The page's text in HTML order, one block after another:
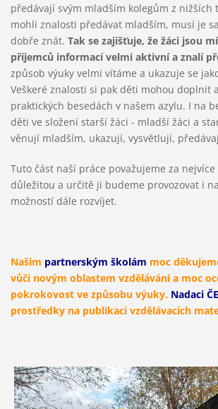
předávají svým mladším kolegům z nižších
mohli znalosti předávat mladším, musí je
dobře znát. Tak se zajišťuje, že žáci jsou
příjemců informací velmi aktivní a znalí
způsob výuky velmi vítáme a ukazuje se
Veškeré znalosti si pak děti mohou doplnit
praktických besedách v našem azylu. I na
děti ve složení starší žáci - mladší žáci a
věnují mladším, ukazují, vysvětlují,
Tuto část naší práce považujeme za
důležitou a určitě ji budeme provozovat i
možností dále rozvíjet.
Našim partnerským školám moc
vůči novým oblastem vzdělávání a moc
pokrokovost ve způsobu výuky. Nadaci
prostředky na publikaci vzdělávacích